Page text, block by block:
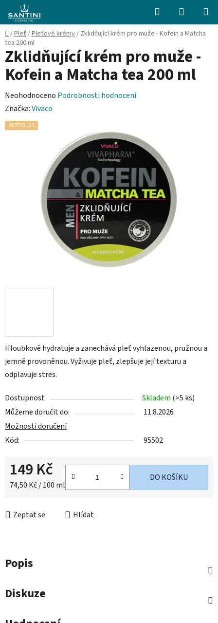
obsah
Hledat
KOŠÍK
Domů
/Pleť/Pleťové krémy/ Zklidňující krém pro muže - Kofein a Matcha
tea 200 ml
Hloubkově hydratuje a zanechává pleť vyhlazenou, pružnou a
jemně provoněnou. Vyživuje pleť, zlepšuje její texturu a
odplavuje stres.
Dostupnost Skladem (>5 ks)
Můžeme doručit do:
11.8.2026
Možnosti doručení
Kód:
95502
149 Kč
Měrná cena:
74,50 Kč / 100 ml
DO KOŠÍKU
Zeptat se Hlídat
Zklidňující krém pro muže -
Kofein a Matcha tea 200 ml
Průměrné
hodnocení
produktu
Neohodnoceno Podrobnosti hodnocení
Značka:Vivaco
BESTSELLER
Popis
Diskuze